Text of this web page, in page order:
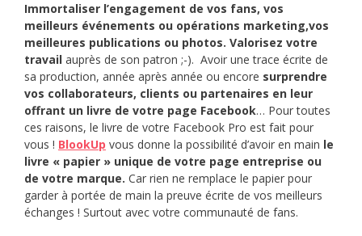
Immortaliser l’engagement de vos fans, vos
meilleurs événements ou opérations marketing,vos
meilleures publications ou photos. Valorisez votre
travail auprès de son patron ;-). Avoir une trace écrite de
sa production, année après année ou encore surprendre
vos collaborateurs, clients ou partenaires en leur
offrant un livre de votre page Facebook… Pour toutes
ces raisons, le livre de votre Facebook Pro est fait pour
vous ! BlookUp vous donne la possibilité d’avoir en main le
livre « papier » unique de votre page entreprise ou
de votre marque. Car rien ne remplace le papier pour
garder à portée de main la preuve écrite de vos meilleurs
échanges ! Surtout avec votre communauté de fans.